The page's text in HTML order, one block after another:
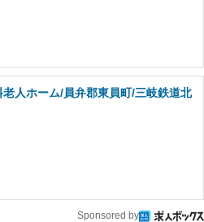
人ホーム/員弁郡東員町/三岐鉄道北
Sponsored by